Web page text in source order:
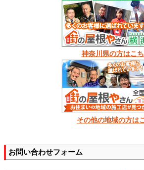
神奈川県の方はこ
その他の地域の方は
お問い合わせフォーム